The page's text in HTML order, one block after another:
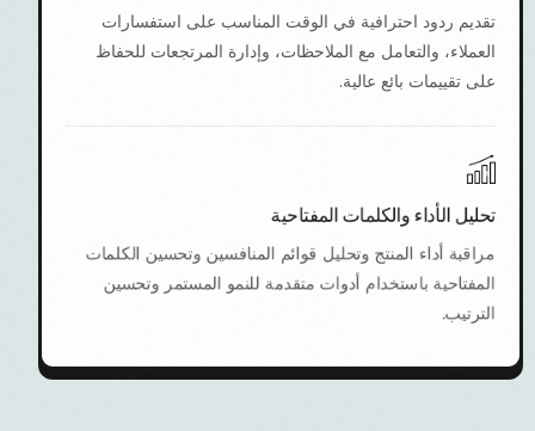
تقديم ردود احترافية في الوقت المناسب على استفسارات
العملاء، والتعامل مع الملاحظات، وإدارة المرتجعات للحفاظ
على تقييمات بائع عالية.
تحليل الأداء والكلمات المفتاحية
مراقبة أداء المنتج وتحليل قوائم المنافسين وتحسين الكلمات
المفتاحية باستخدام أدوات متقدمة للنمو المستمر وتحسين
الترتيب.